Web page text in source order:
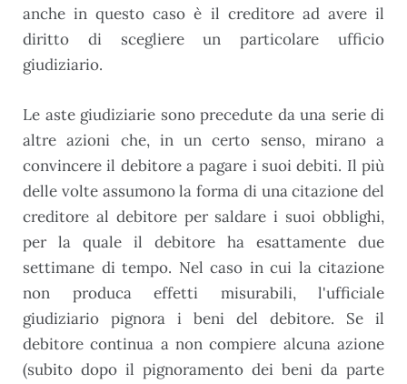
anche in questo caso è il creditore ad avere il
diritto di scegliere un particolare ufficio
giudiziario.
Le aste giudiziarie sono precedute da una serie di
altre azioni che, in un certo senso, mirano a
convincere il debitore a pagare i suoi debiti. Il più
delle volte assumono la forma di una citazione del
creditore al debitore per saldare i suoi obblighi,
per la quale il debitore ha esattamente due
settimane di tempo. Nel caso in cui la citazione
non produca effetti misurabili, l'ufficiale
giudiziario pignora i beni del debitore. Se il
debitore continua a non compiere alcuna azione
(subito dopo il pignoramento dei beni da parte